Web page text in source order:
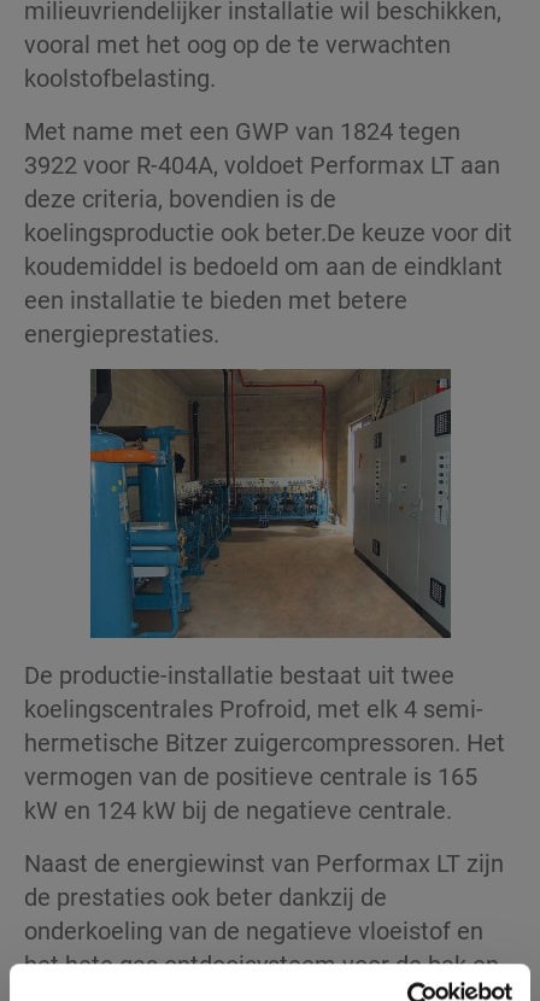
milieuvriendelijker installatie wil beschikken,
vooral met het oog op de te verwachten
koolstofbelasting.
Met name met een GWP van 1824 tegen
3922 voor R-404A, voldoet Performax LT aan
deze criteria, bovendien is de
koelingsproductie ook beter.De keuze voor dit
koudemiddel is bedoeld om aan de eindklant
een installatie te bieden met betere
energieprestaties.
De productie-installatie bestaat uit twee
koelingscentrales Profroid, met elk 4 semi-
hermetische Bitzer zuigercompressoren. Het
vermogen van de positieve centrale is 165
kW en 124 kW bij de negatieve centrale.
Naast de energiewinst van Performax LT zijn
de prestaties ook beter dankzij de
onderkoeling van de negatieve vloeistof en
het hete gas ontdooisysteem voor de bak en